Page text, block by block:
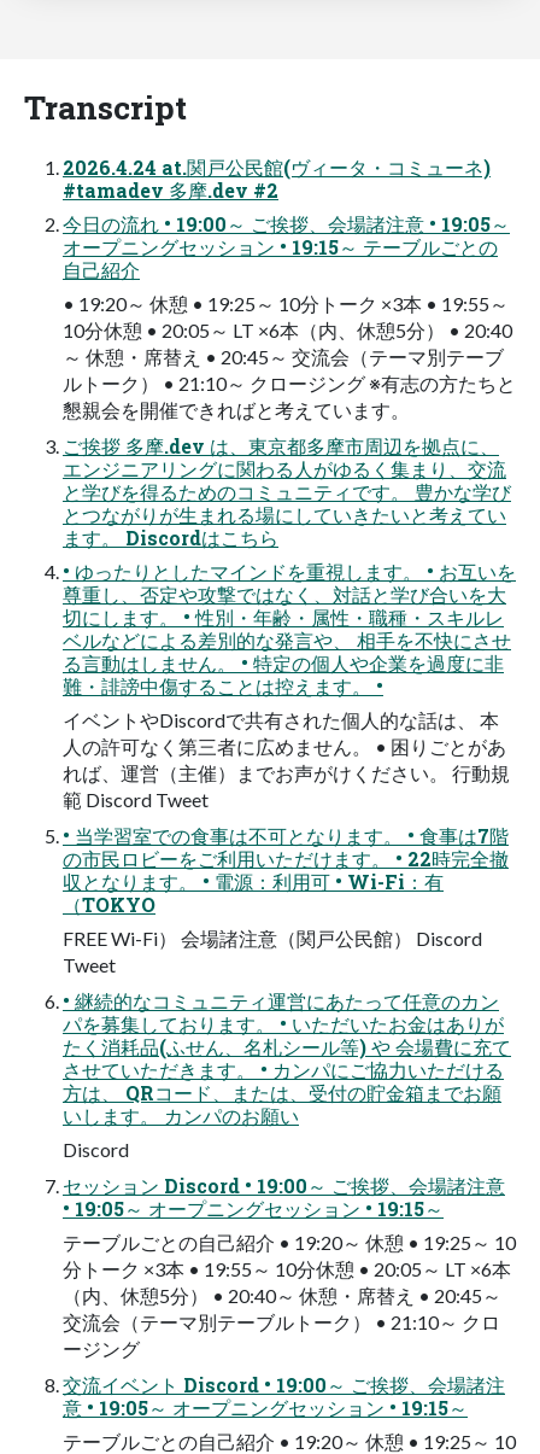
Transcript
2026.4.24 at.関戸公民館(ヴィータ・コミューネ)
#tamadev 多摩.dev #2
今日の流れ • 19:00～ ご挨拶、会場諸注意 • 19:05～
オープニングセッション • 19:15～ テーブルごとの
自己紹介
• 19:20～ 休憩 • 19:25～ 10分トーク ×3本 • 19:55～
10分休憩 • 20:05～ LT ×6本（内、休憩5分） • 20:40
～ 休憩・席替え • 20:45～ 交流会（テーマ別テーブ
ルトーク） • 21:10～ クロージング ※有志の方たちと
懇親会を開催できればと考えています。
ご挨拶 多摩.dev は、東京都多摩市周辺を拠点に、
エンジニアリングに関わる人がゆるく集まり、交流
と学びを得るためのコミュニティです。 豊かな学び
とつながりが生まれる場にしていきたいと考えてい
ます。 Discordはこちら
• ゆったりとしたマインドを重視します。 • お互いを
尊重し、否定や攻撃ではなく、対話と学び合いを大
切にします。 • 性別・年齢・属性・職種・スキルレ
ベルなどによる差別的な発言や、 相手を不快にさせ
る言動はしません。 • 特定の個人や企業を過度に非
難・誹謗中傷することは控えます。 •
イベントやDiscordで共有された個人的な話は、 本
人の許可なく第三者に広めません。 • 困りごとがあ
れば、運営（主催）までお声がけください。 行動規
範 Discord Tweet
• 当学習室での食事は不可となります。 • 食事は7階
の市民ロビーをご利用いただけます。 • 22時完全撤
収となります。 • 電源：利用可 • Wi-Fi：有
（TOKYO
FREE Wi-Fi） 会場諸注意（関戸公民館） Discord
Tweet
• 継続的なコミュニティ運営にあたって任意のカン
パを募集しております。 • いただいたお金はありが
たく消耗品(ふせん、名札シール等) や 会場費に充て
させていただきます。 • カンパにご協力いただける
方は、 QRコード、または、受付の貯金箱までお願
いします。 カンパのお願い
Discord
セッション Discord • 19:00～ ご挨拶、会場諸注意
• 19:05～ オープニングセッション • 19:15～
テーブルごとの自己紹介 • 19:20～ 休憩 • 19:25～ 10
分トーク ×3本 • 19:55～ 10分休憩 • 20:05～ LT ×6本
（内、休憩5分） • 20:40～ 休憩・席替え • 20:45～
交流会（テーマ別テーブルトーク） • 21:10～ クロ
ージング
交流イベント Discord • 19:00～ ご挨拶、会場諸注
意 • 19:05～ オープニングセッション • 19:15～
テーブルごとの自己紹介 • 19:20～ 休憩 • 19:25～ 10